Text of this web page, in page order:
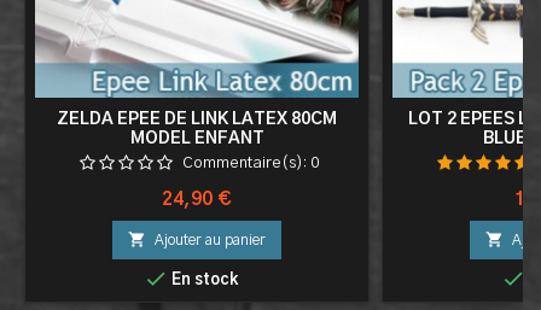
ZELDA EPEE DE LINK LATEX 80CM
MODEL ENFANT
Commentaire(s): 0
Prix
24,90 €
 Ajouter au panier
 En stock
LOT 2 EPEES
BLUE

